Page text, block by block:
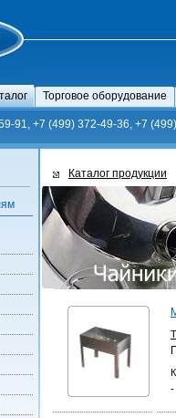
Торговое оборудование
91, +7 (499) 372-49-36, +7
Каталог продукции
-